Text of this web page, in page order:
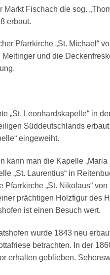
Fischach die sog.
erbaut.
Pfarrkirche „St. Michael“
und die
„St. Leonhardskapelle“ in
Süddeutschlands
eingeweiht.
kann man die Kapelle
„St. Laurentius“ in
Pfarrkirche „St. Nikolaus“
prächtigen Holzfigur des
ist einen Besuch wert.
wurde 1843 neu
betrachten. In der
erhalten geblieben.